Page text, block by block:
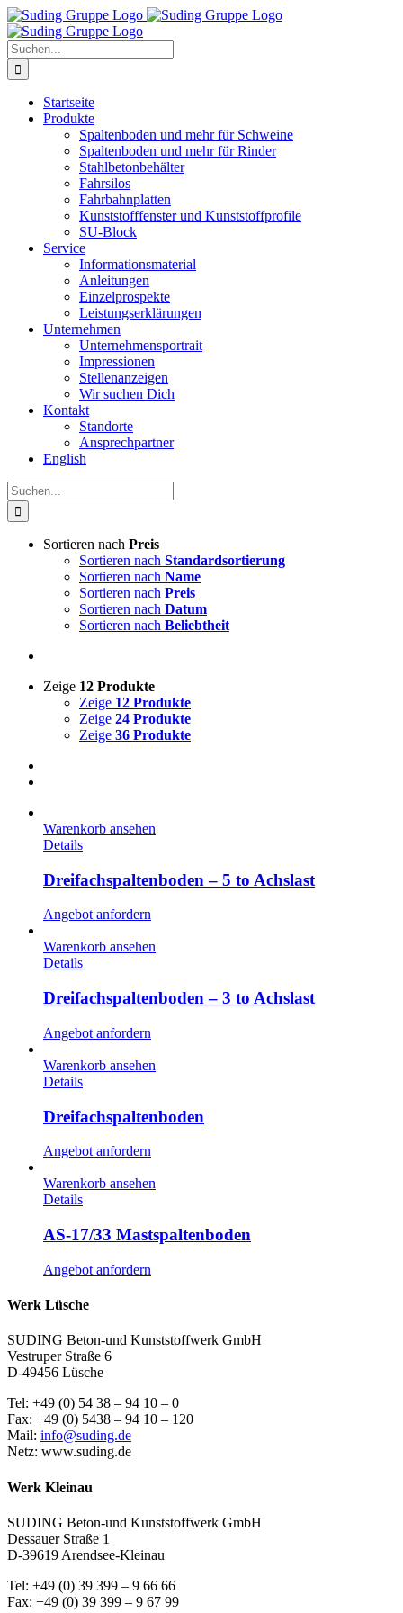
Zum
Inhalt
springen
Suche
nach:
Startseite
Produkte
Spaltenboden und mehr für Schweine
Spaltenboden und mehr für Rinder
Stahlbetonbehälter
Fahrsilos
Fahrbahnplatten
Kunststofffenster und Kunststoffprofile
SU-Block
Service
Informationsmaterial
Anleitungen
Einzelprospekte
Leistungserklärungen
Unternehmen
Unternehmensportrait
Impressionen
Stellenanzeigen
Wir suchen Dich
Kontakt
Standorte
Ansprechpartner
English
Suche
nach:
Sortieren nach Preis
Sortieren nach Standardsortierung
Sortieren nach Name
Sortieren nach Preis
Sortieren nach Datum
Sortieren nach Beliebtheit
Zeige 12 Produkte
Zeige 12 Produkte
Zeige 24 Produkte
Zeige 36 Produkte
Warenkorb ansehen
Details
Dreifachspaltenboden – 5 to Achslast
Angebot anfordern
Warenkorb ansehen
Details
Dreifachspaltenboden – 3 to Achslast
Angebot anfordern
Warenkorb ansehen
Details
Dreifachspaltenboden
Angebot anfordern
Warenkorb ansehen
Details
AS-17/33 Mastspaltenboden
Angebot anfordern
Werk Lüsche
SUDING Beton-und Kunststoffwerk GmbH
Vestruper Straße 6
D-49456 Lüsche
Tel: +49 (0) 54 38 – 94 10 – 0
Fax: +49 (0) 5438 – 94 10 – 120
Mail: info@suding.de
Netz: www.suding.de
Werk Kleinau
SUDING Beton-und Kunststoffwerk GmbH
Dessauer Straße 1
D-39619 Arendsee-Kleinau
Tel: +49 (0) 39 399 – 9 66 66
Fax: +49 (0) 39 399 – 9 67 99